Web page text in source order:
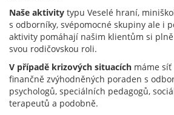
Naše aktivity typu Veselé hraní,
s odborníky, svépomocné skupiny ale i
aktivity pomáhají našim klientům si
svou rodičovskou roli.
V případě krizových situacích máme
finančně zvýhodněných poraden s
psychologů, speciálních pedagogů,
terapeutů a podobně.